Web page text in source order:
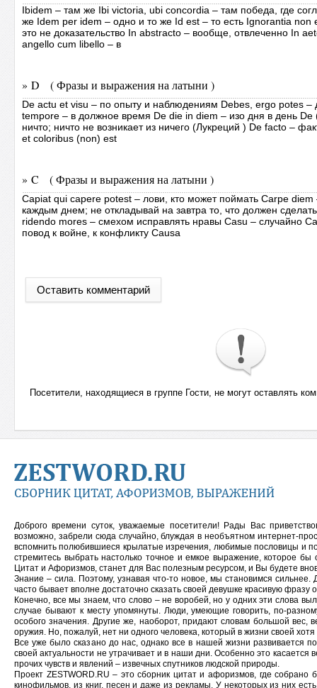
Ibidem – там же Ibi victoria, ubi concordia – там победа, где
же Idem per idem – одно и то же Id est – то есть Ignorantia nоn
это не доказательство In abstracto – вообще, отвлеченно In
angello cum libello – в
» D ( Фразы и выражения на латыни )
De actu et visu – по опыту и наблюдениям Debes, ergo potes
tempore – в должное врeмя De die in diem – изо дня в день De
ничто; ничто не возникает из ничего (Лукреций ) De facto –
et coloribus (non) est
» C ( Фразы и выражения на латыни )
Capiat qui сареrе potest – лови, кто может поймать Саrре diem
каждым днем; не откладывай на завтра то, что должен
ridendo mores – смехом исправлять нравы Casu – случайно
повод к войне, к конфликту Causa
Оставить комментарий
Посетители, находящиеся в группе Гости, не могут оставлять
Доброго времени суток, уважаемые посетители! Рады Вас
возможно, забрели сюда случайно, блуждая в необъятном интернет-
вспомнить полюбившиеся крылатые изречения, любимые пословицы и
стремитесь выбрать настолько точное и емкое выражение, которое
Цитат и Афоризмов, станет для Вас полезным ресурсом, и Вы будете
Знание – сила. Поэтому, узнавая что-то новое, мы становимся
часто бывает вполне достаточно сказать своей девушке красивую
Конечно, все мы знаем, что слово – не воробей, но у одних эти слова
случае бывают к месту упомянуты. Люди, умеющие говорить, по-
особого значения. Другие же, наоборот, придают словам большой вес,
оружия. Но, пожалуй, нет ни одного человека, который в жизни своей
Все уже было сказано до нас, однако все в нашей жизни развивается
своей актуальности не утрачивает и в наши дни. Особенно это
прочих чувств и явлений – извечных спутников людской природы.
Проект ZESTWORD.RU – это сборник цитат и афоризмов, где
кинофильмов, из книг, песен и даже из рекламы. У некоторых из них